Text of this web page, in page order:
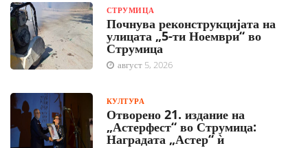
СТРУМИЦА
Почнува реконструкцијата на
улицата „5-ти Ноември“ во
Струмица
август 5, 2026
КУЛТУРА
Отворено 21. издание на
„Астерфест“ во Струмица:
Наградата „Астер“ ѝ